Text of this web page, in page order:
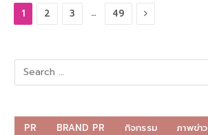
1 2 3 … 49 Next
PR BRAND PR กิจกรรม ภาพข่าว